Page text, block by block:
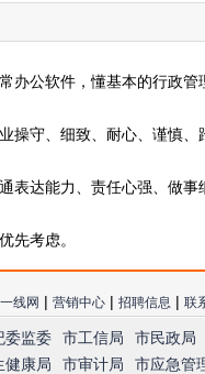
办公软件，懂基本的行政管
操守、细致、耐心、谨慎、
表达能力、责任心强、做
先考虑。
线网 | 营销中心 | 招聘信息 | 联
委监委 市工信局 市民政局
健康局 市审计局 市应急管